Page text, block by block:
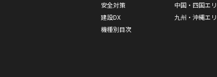
安全対策
建設DX
機種別目次
中国・四国エ
九州・沖縄エ